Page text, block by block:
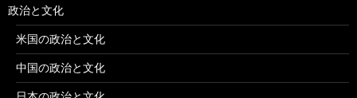
政治と文化
米国の政治と文化
中国の政治と文化